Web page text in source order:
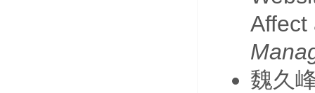
Affect
魏久